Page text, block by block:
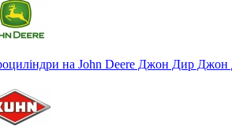
на John Deere Джон Дир Джон